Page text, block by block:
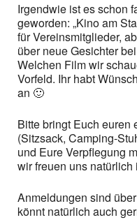
Irgendwie ist es schon
geworden: „Kino am
für Vereinsmitglieder,
über neue Gesichter
Welchen Film wir
Vorfeld. Ihr habt
an 🙂
Bitte bringt Euch
(Sitzsack, Camping-
und Eure Verpflegung
wir freuen uns
Anmeldungen sind über
könnt natürlich auch